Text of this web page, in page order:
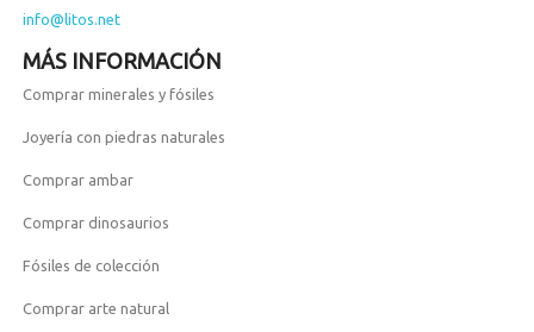
info@litos.net
MÁS INFORMACIÓN
Comprar minerales y fósiles
Joyería con piedras naturales
Comprar ambar
Comprar dinosaurios
Fósiles de colección
Comprar arte natural